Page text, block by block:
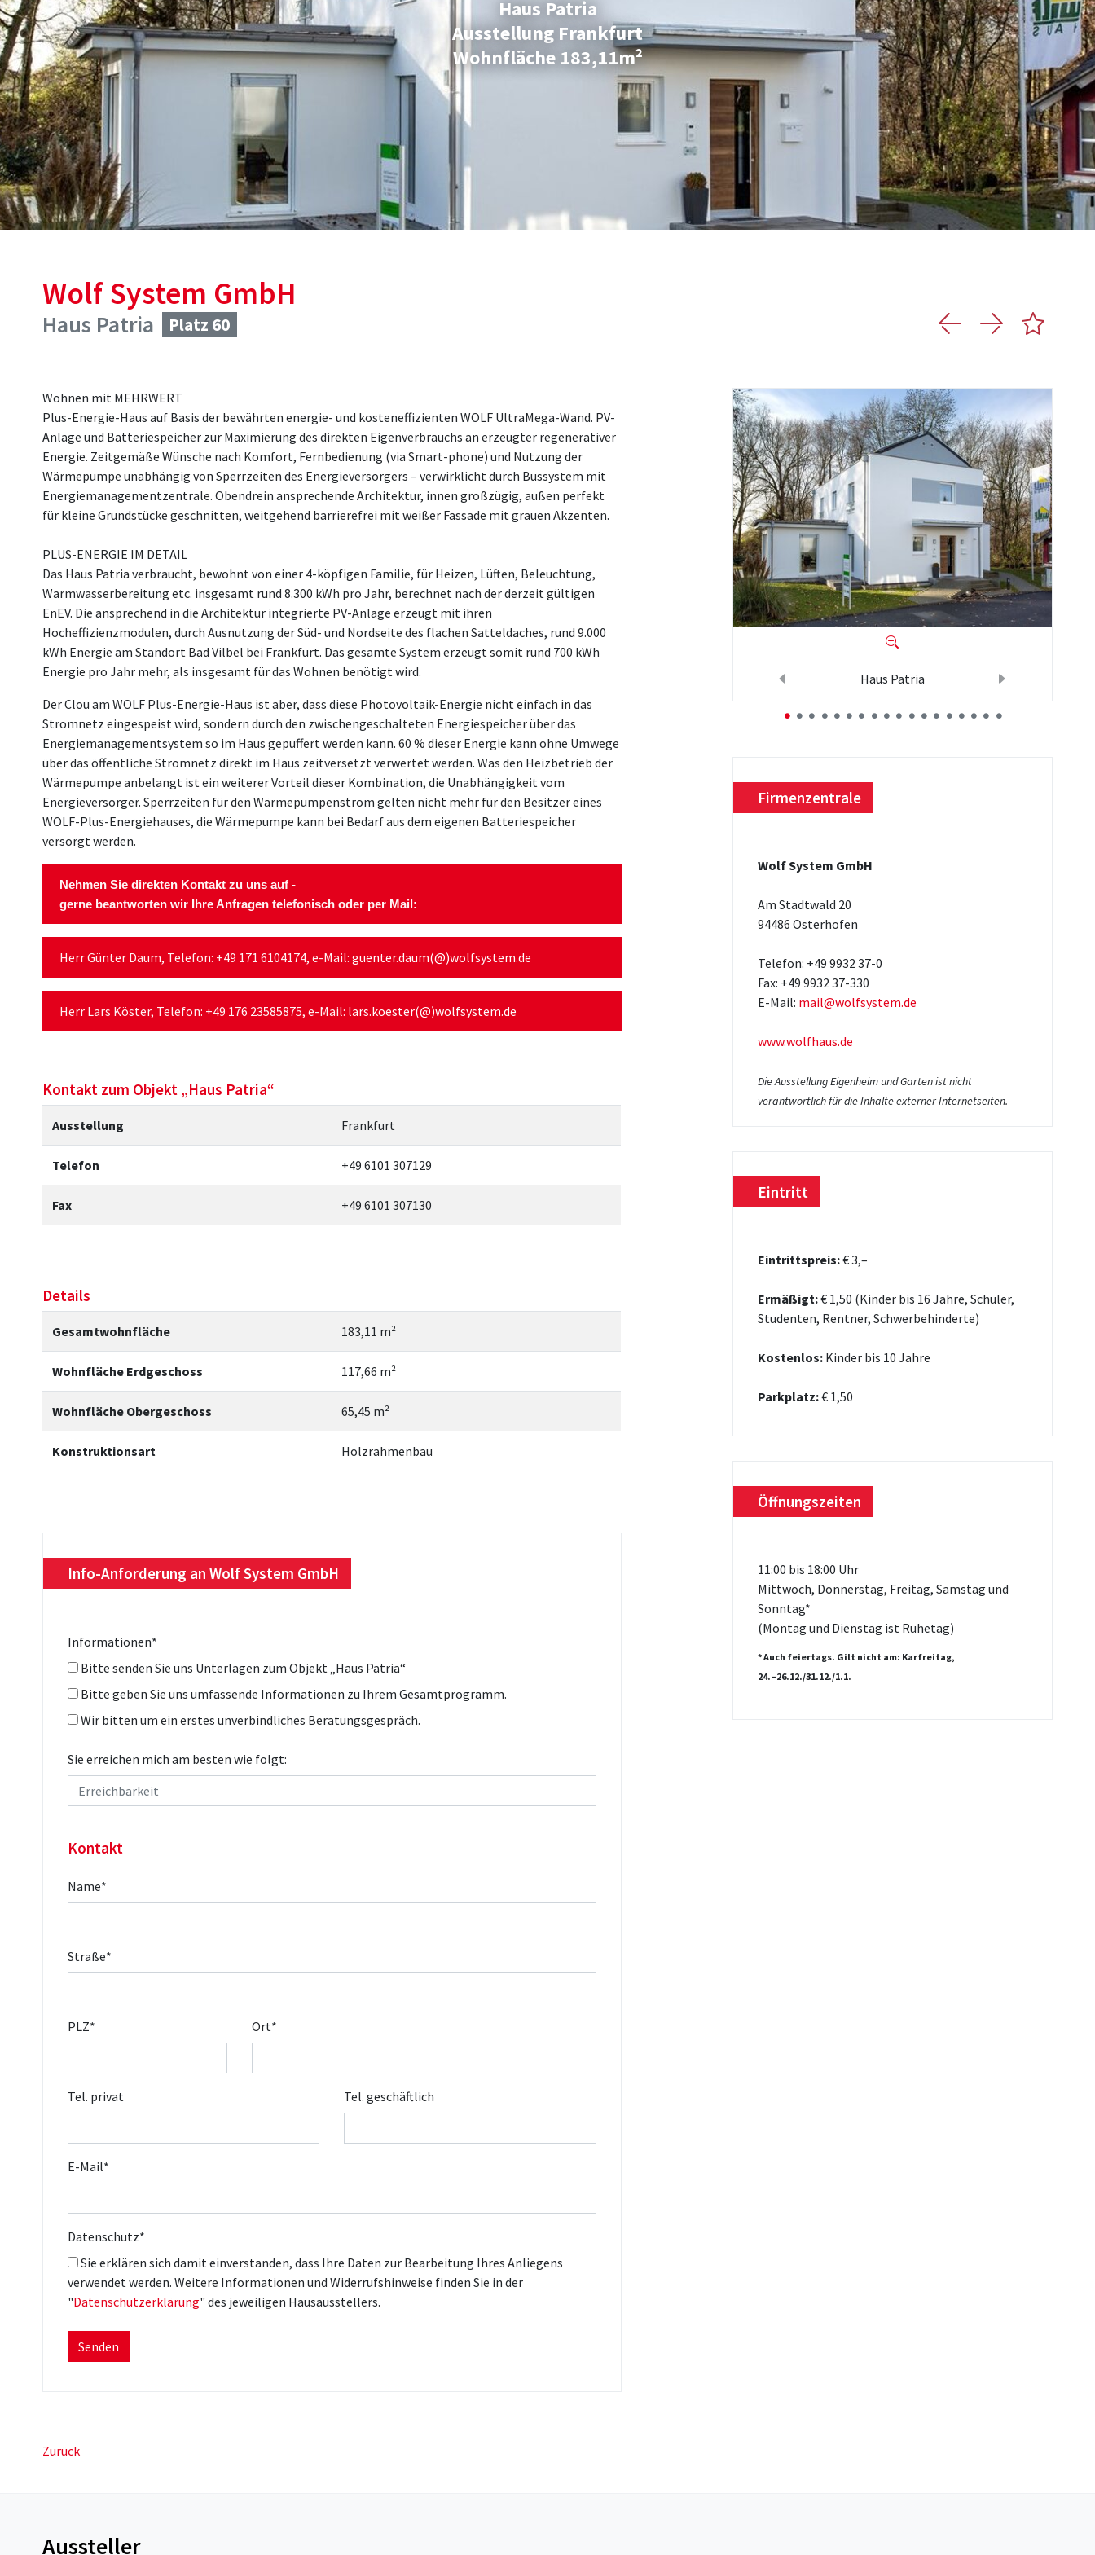
Haus Patria
Ausstellung Frankfurt
Wohnfläche 183,11m²
Wolf System GmbH
Haus Patria Platz 60
Wohnen mit MEHRWERT
Plus-Energie-Haus auf Basis der bewährten energie- und kosteneffizienten WOLF UltraMega-Wand. PV-
Anlage und Batteriespeicher zur Maximierung des direkten Eigenverbrauchs an erzeugter regenerativer
Energie. Zeitgemäße Wünsche nach Komfort, Fernbedienung (via Smart-phone) und Nutzung der
Wärmepumpe unabhängig von Sperrzeiten des Energieversorgers – verwirklicht durch Bussystem mit
Energiemanagementzentrale. Obendrein ansprechende Architektur, innen großzügig, außen perfekt
für kleine Grundstücke geschnitten, weitgehend barrierefrei mit weißer Fassade mit grauen Akzenten.
PLUS-ENERGIE IM DETAIL
Das Haus Patria verbraucht, bewohnt von einer 4-köpfigen Familie, für Heizen, Lüften, Beleuchtung,
Warmwasserbereitung etc. insgesamt rund 8.300 kWh pro Jahr, berechnet nach der derzeit gültigen
EnEV. Die ansprechend in die Architektur integrierte PV-Anlage erzeugt mit ihren
Hocheffizienzmodulen, durch Ausnutzung der Süd- und Nordseite des flachen Satteldaches, rund 9.000
kWh Energie am Standort Bad Vilbel bei Frankfurt. Das gesamte System erzeugt somit rund 700 kWh
Energie pro Jahr mehr, als insgesamt für das Wohnen benötigt wird.
Der Clou am WOLF Plus-Energie-Haus ist aber, dass diese Photovoltaik-Energie nicht einfach in das
Stromnetz eingespeist wird, sondern durch den zwischengeschalteten Energiespeicher über das
Energiemanagementsystem so im Haus gepuffert werden kann. 60 % dieser Energie kann ohne Umwege
über das öffentliche Stromnetz direkt im Haus zeitversetzt verwertet werden. Was den Heizbetrieb der
Wärmepumpe anbelangt ist ein weiterer Vorteil dieser Kombination, die Unabhängigkeit vom
Energieversorger. Sperrzeiten für den Wärmepumpenstrom gelten nicht mehr für den Besitzer eines
WOLF-Plus-Energiehauses, die Wärmepumpe kann bei Bedarf aus dem eigenen Batteriespeicher
versorgt werden.
Nehmen Sie direkten Kontakt zu uns auf -
gerne beantworten wir Ihre Anfragen telefonisch oder per Mail:
Herr Günter Daum, Telefon: +49 171 6104174, e-Mail: guenter.daum(@)wolfsystem.de
Herr Lars Köster, Telefon: +49 176 23585875, e-Mail: lars.koester(@)wolfsystem.de
Kontakt zum Objekt „Haus Patria“
Ausstellung Frankfurt
Telefon +49 6101 307129
Fax +49 6101 307130
Details
Gesamtwohnfläche 183,11 m²
Wohnfläche Erdgeschoss 117,66 m²
Wohnfläche Obergeschoss 65,45 m²
Konstruktionsart Holzrahmenbau
Info-Anforderung an Wolf System GmbH
Informationen*
Bitte senden Sie uns Unterlagen zum Objekt „Haus Patria“
Bitte geben Sie uns umfassende Informationen zu Ihrem Gesamtprogramm.
Wir bitten um ein erstes unverbindliches Beratungsgespräch.
Sie erreichen mich am besten wie folgt:
Kontakt
Name*
Straße*
PLZ* Ort*
Tel. privat Tel. geschäftlich
E-Mail*
Datenschutz*
verwendet werden. Weitere Informationen und Widerrufshinweise finden Sie in der
"Datenschutzerklärung" des jeweiligen Hausausstellers.
Zurück
Previous
Haus Patria
Next
Firmenzentrale
Wolf System GmbH
Am Stadtwald 20
94486 Osterhofen
Telefon: +49 9932 37-0
Fax: +49 9932 37-330
E-Mail: mail@wolfsystem.de
www.wolfhaus.de
Die Ausstellung Eigenheim und Garten ist nicht
verantwortlich für die Inhalte externer Internetseiten.
Eintritt
Eintrittspreis:€ 3,–
Ermäßigt:€ 1,50 (Kinder bis 16 Jahre, Schüler,
Studenten, Rentner, Schwerbehinderte)
Kostenlos:Kinder bis 10 Jahre
Parkplatz:€ 1,50
Öffnungszeiten
11:00 bis 18:00 Uhr
Mittwoch, Donnerstag, Freitag, Samstag und
Sonntag*
(Montag und Dienstag ist Ruhetag)
* Auch feiertags. Gilt nicht am: Karfreitag,
24.–26.12./31.12./1.1.
Aussteller